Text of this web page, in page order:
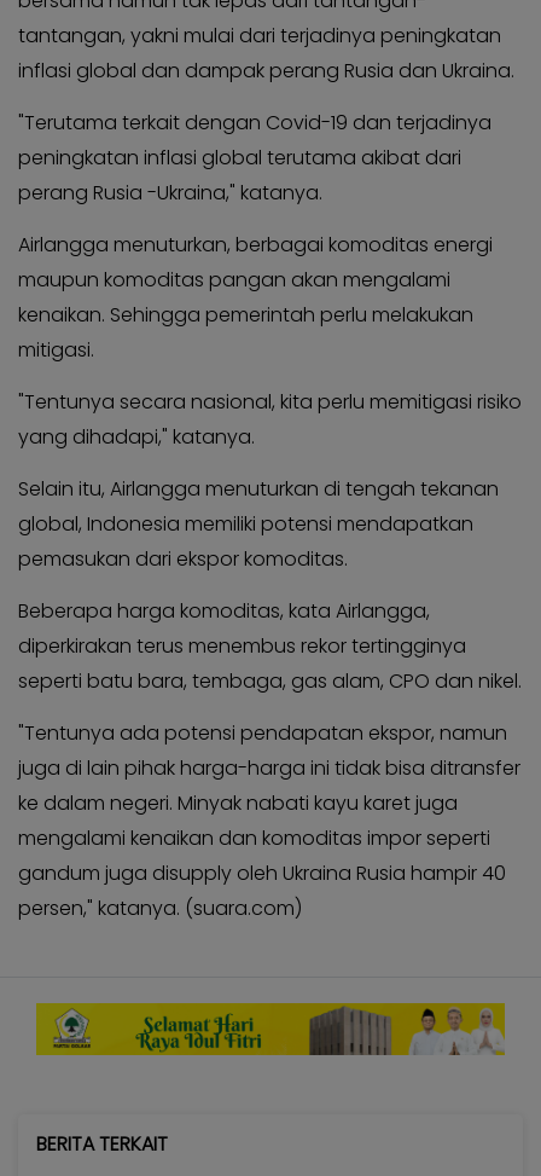
Kabar
Photo
KABAR
KADER
tantangan, yakni mulai dari terjadinya peningkatan
inflasi global dan dampak perang Rusia dan Ukraina.
"Terutama terkait dengan Covid-19 dan terjadinya
peningkatan inflasi global terutama akibat dari
perang Rusia -Ukraina," katanya.
Airlangga menuturkan, berbagai komoditas energi
maupun komoditas pangan akan mengalami
kenaikan. Sehingga pemerintah perlu melakukan
mitigasi.
"Tentunya secara nasional, kita perlu memitigasi risiko
yang dihadapi," katanya.
Selain itu, Airlangga menuturkan di tengah tekanan
global, Indonesia memiliki potensi mendapatkan
pemasukan dari ekspor komoditas.
Beberapa harga komoditas, kata Airlangga,
diperkirakan terus menembus rekor tertingginya
seperti batu bara, tembaga, gas alam, CPO dan nikel.
"Tentunya ada potensi pendapatan ekspor, namun
juga di lain pihak harga-harga ini tidak bisa ditransfer
ke dalam negeri. Minyak nabati kayu karet juga
mengalami kenaikan dan komoditas impor seperti
gandum juga disupply oleh Ukraina Rusia hampir 40
persen," katanya. (suara.com)
BERITA TERKAIT